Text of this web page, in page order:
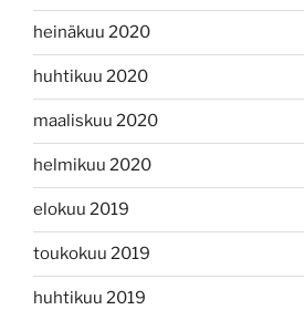
heinäkuu 2020
huhtikuu 2020
maaliskuu 2020
helmikuu 2020
elokuu 2019
toukokuu 2019
huhtikuu 2019